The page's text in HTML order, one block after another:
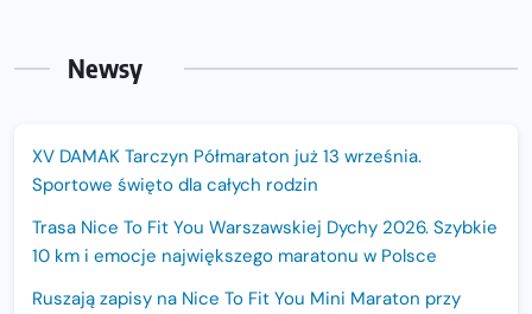
Newsy
XV DAMAK Tarczyn Półmaraton już 13 września.
Sportowe święto dla całych rodzin
Trasa Nice To Fit You Warszawskiej Dychy 2026. Szybkie
10 km i emocje największego maratonu w Polsce
Ruszają zapisy na Nice To Fit You Mini Maraton przy